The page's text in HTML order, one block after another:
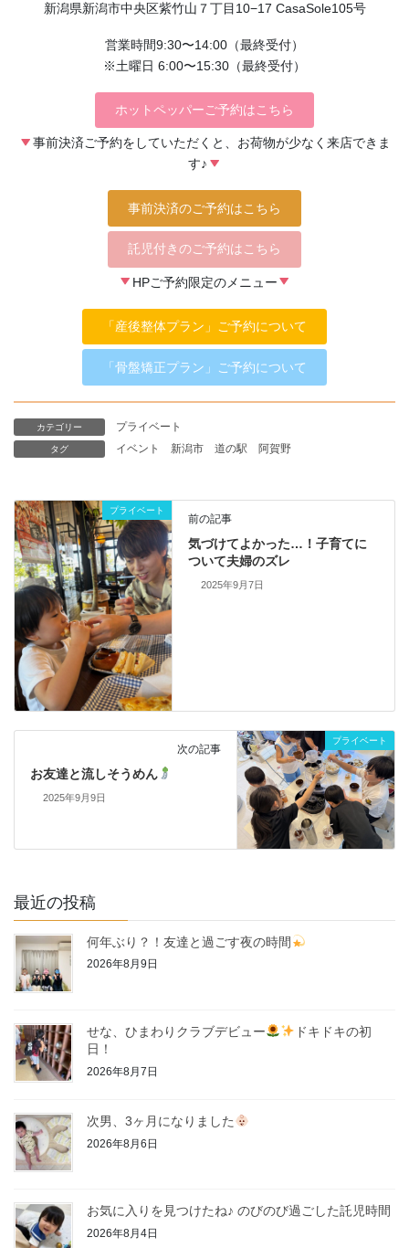
新潟県新潟市中央区紫竹山７丁目10−17 CasaSole105号
営業時間9:30〜14:00（最終受付）
※土曜日 6:00〜15:30（最終受付）
ホットペッパーご予約はこちら
事前決済ご予約をしていただくと、お荷物が少なく来店できま
す♪
事前決済のご予約はこちら
託児付きのご予約はこちら
HPご予約限定のメニュー
「産後整体プラン」ご予約について
「骨盤矯正プラン」ご予約について
カテゴリー プライベート
タグ イベント 新潟市 道の駅 阿賀野
プライベート
前の記事
気づけてよかった…！子育てに
ついて夫婦のズレ
2025年9月7日
プライベート
次の記事
お友達と流しそうめん
2025年9月9日
最近の投稿
何年ぶり？！友達と過ごす夜の時間
2026年8月9日
せな、ひまわりクラブデビュー
ドキドキの初
日！
2026年8月7日
次男、3ヶ月になりました
2026年8月6日
お気に入りを見つけたね♪ のびのび過ごした託児時間
2026年8月4日